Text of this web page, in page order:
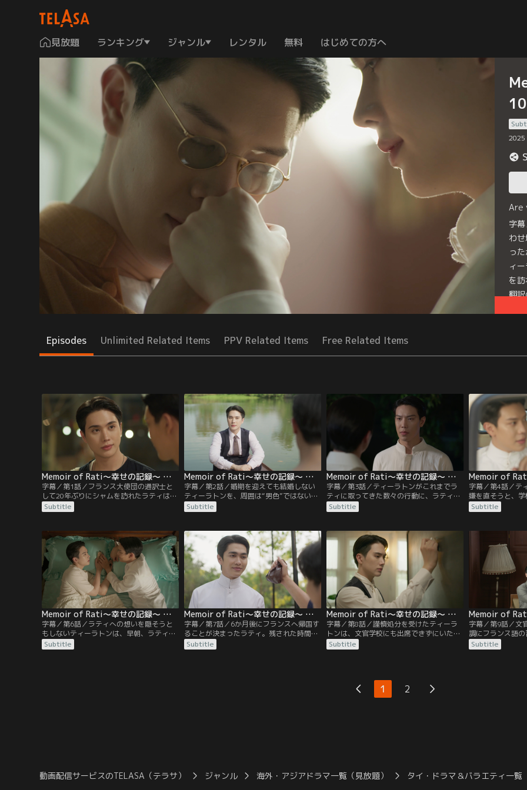
見放題 ランキング ジャンル レンタル 無料 はじめての方へ
2025
Are
字
わ
っ
ィ
を
翻
Episodes Unlimited Related Items PPV Related Items Free Related Items
Memoir of Rati～幸せの記録～ 第01話／字幕
字幕／第1話／フランス大使団の通訳士と
して20年ぶりにシャムを訪れたラティは、
寺の祭りでティーラトンと出会う。突然声
をかけられたラティは彼を盗人と勘違いし
が現れお金の入った巾着を奪われてしま
う。巾着を取り戻してくれたことを機に距
離を縮める2人だったが、ラティは大切な
ものを無くしたことに気づく。
Subtitle
Memoir of Rati～幸せの記録～ 第02話／字幕
字幕／第2話／婚期を迎えても結婚しない
ティーラトンを、周囲は“男色”ではないか
とうわさする。その声はやがてラティの耳
にも届く。ティーラトンはラティに手紙を
公爵の息子であることを打ち明けられずに
いた。一方、デートは身分を隠して臨んだ
ムエの試合で、賞金稼ぎのメークに完敗し
てしまう。
Subtitle
Memoir of Rati～幸せの記録～ 第03話／字幕
字幕／第3話／ティーラトンがこれまでラ
ティに取ってきた数々の行動に、ラティは
怒りを覚え、複雑な想いを抱える。さら
に、1か月の滞在予定だったはずのシャム
育を依頼され、残留を要請される。シャム
とフランスをつなぐ使命を胸に通訳士とし
て訪れたラティは、大きな決断を迫られる
ことになる。
Subtitle
字幕／第4話／テ
嫌を直そうと、
る。ラティは講
るティーラトン
授業中に王子の
事件が起こる。
で自分を負かし
だと知り、再戦
Subtitle
Memoir of Rati～幸せの記録～ 第06話／字幕
字幕／第6話／ラティへの想いを隠そうと
もしないティーラトンは、早朝、ラティが
眠る寝室へと迎えにやって来る。その行動
やラティに向けられる熱い視線に、ラティ
Subtitle
Memoir of Rati～幸せの記録～ 第07話／字幕
字幕／第7話／6か月後にフランスへ帰国す
ることが決まったラティ。残された時間の
過ごし方に不安を募らせるラティに、ティ
ーラトンは変わることなく世話をし続ける
Subtitle
Memoir of Rati～幸せの記録～ 第08話／字幕
字幕／第8話／謹慎処分を受けたティーラ
トンは、文官学校にも出席できずにいた。
生徒たちの間では、その欠席理由が婚約者
の世話で忙しいためだとうわさされる。デ
けて声をかけるものの、まるで聞こえてい
ないかのように無視されてしまう。
Subtitle
字幕／第9話／文
調にフランス語
ィが2か月後にフ
あることを知る
Subtitle
1 2
動画配信サービスのTELASA（テラサ） ジャンル 海外・アジアドラマ一覧（見放題） タイ・ドラマ＆バラエティ一覧